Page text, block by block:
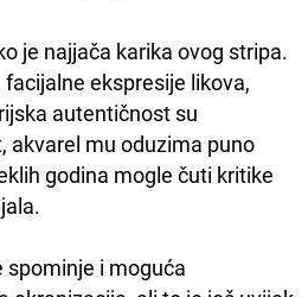
je najjača karika ovog stripa.
ekspresije likova,
autentičnost su
akvarel mu oduzima puno
godina mogle čuti kritike
spominje i moguća